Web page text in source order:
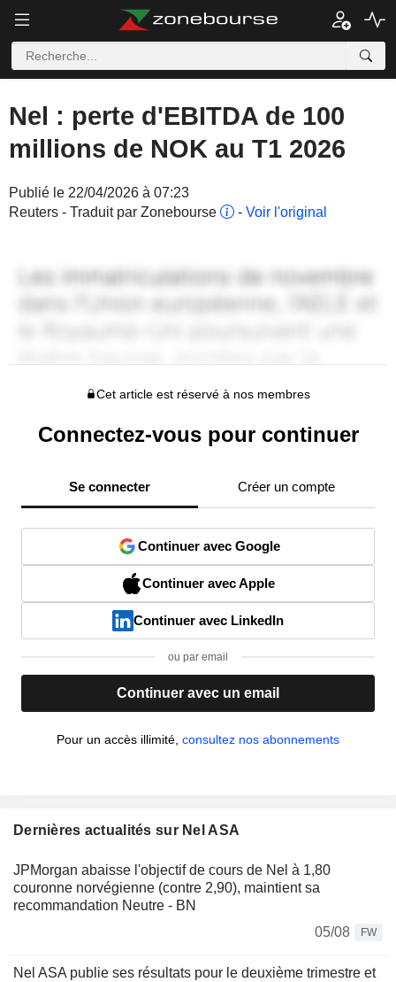
Nel : perte d'EBITDA de 100
millions de NOK au T1 2026
Publié le 22/04/2026 à 07:23
Reuters - Traduit par Zonebourse
- Voir l'original
Cet article est réservé à nos membres
Connectez-vous pour continuer
Se connecter Créer un compte
Continuer avec Google
Continuer avec Apple
Continuer avec LinkedIn
ou par email
Continuer avec un email
Pour un accès illimité, consultez nos abonnements
Dernières actualités sur Nel ASA
JPMorgan abaisse l'objectif de cours de Nel à 1,80
couronne norvégienne (contre 2,90), maintient sa
recommandation Neutre - BN
05/08
FW
Nel ASA publie ses résultats pour le deuxième trimestre et